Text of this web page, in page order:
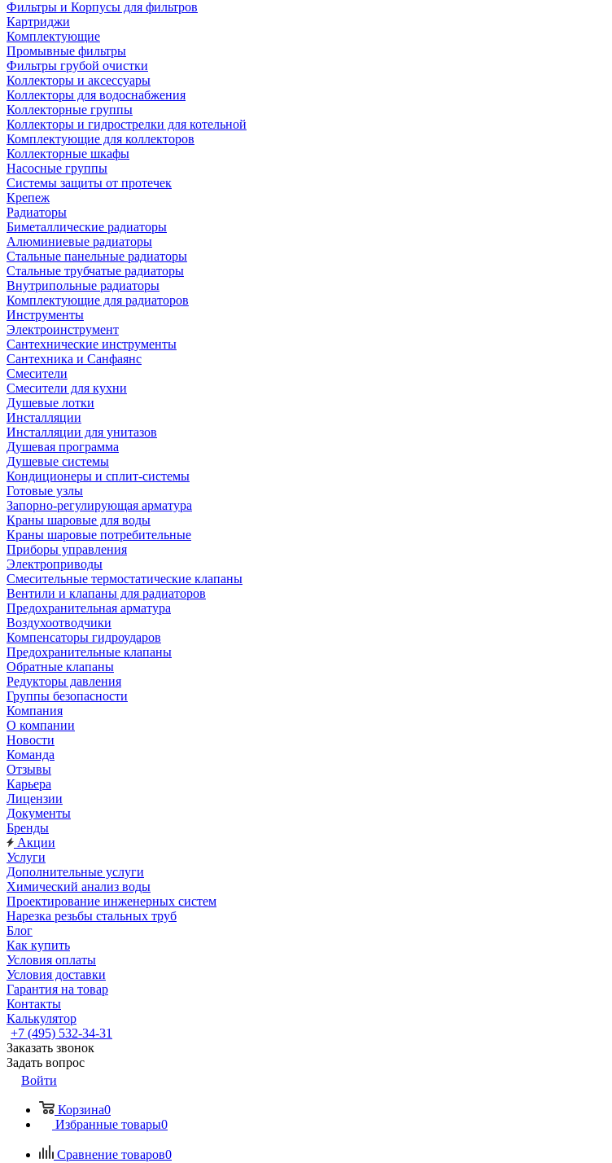
Фильтры и Корпусы для фильтров
Картриджи
Комплектующие
Промывные фильтры
Фильтры грубой очистки
Коллекторы и аксессуары
Коллекторы для водоснабжения
Коллекторные группы
Коллекторы и гидрострелки для котельной
Комплектующие для коллекторов
Коллекторные шкафы
Насосные группы
Системы защиты от протечек
Крепеж
Радиаторы
Биметаллические радиаторы
Алюминиевые радиаторы
Стальные панельные радиаторы
Стальные трубчатые радиаторы
Внутрипольные радиаторы
Комплектующие для радиаторов
Инструменты
Электроинструмент
Сантехнические инструменты
Сантехника и Санфаянс
Смесители
Смесители для кухни
Душевые лотки
Инсталляции
Инсталляции для унитазов
Душевая программа
Душевые системы
Кондиционеры и сплит-системы
Готовые узлы
Запорно-регулирующая арматура
Краны шаровые для воды
Краны шаровые потребительные
Приборы управления
Электроприводы
Смесительные термостатические клапаны
Вентили и клапаны для радиаторов
Предохранительная арматура
Воздухоотводчики
Компенсаторы гидроударов
Предохранительные клапаны
Обратные клапаны
Редукторы давления
Группы безопасности
Компания
О компании
Новости
Команда
Отзывы
Карьера
Лицензии
Документы
Бренды
Акции
Услуги
Дополнительные услуги
Химический анализ воды
Проектирование инженерных систем
Нарезка резьбы стальных труб
Блог
Как купить
Условия оплаты
Условия доставки
Гарантия на товар
Контакты
Калькулятор
+7 (495) 532‑34‑31
Заказать звонок
Задать вопрос
Войти
Корзина0
Избранные товары0
Сравнение товаров0